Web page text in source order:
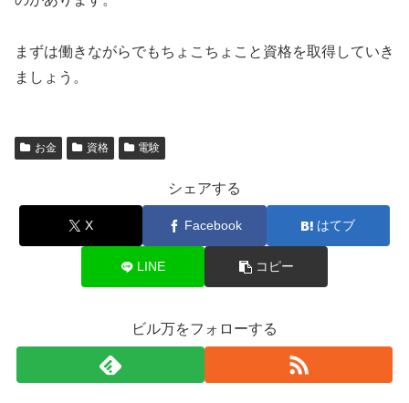
まずは働きながらでもちょこちょこと資格を取得していき
ましょう。
お金 資格 電験
シェアする
X Facebook はてブ
LINE コピー
ビル万をフォローする